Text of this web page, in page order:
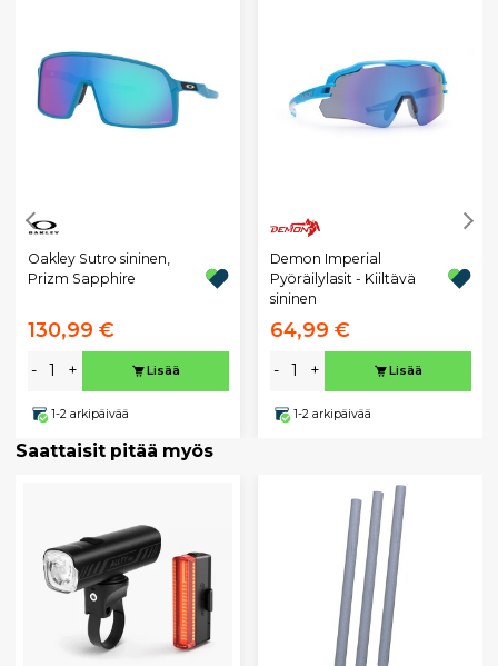
Oakley Sutro sininen,
Prizm Sapphire
130,99 €
- + Lisää
1-2 arkipäivää
Demon Imperial
Pyöräilylasit - Kiiltävä
sininen
64,99 €
- + Lisää
1-2 arkipäivää
Saattaisit pitää myös